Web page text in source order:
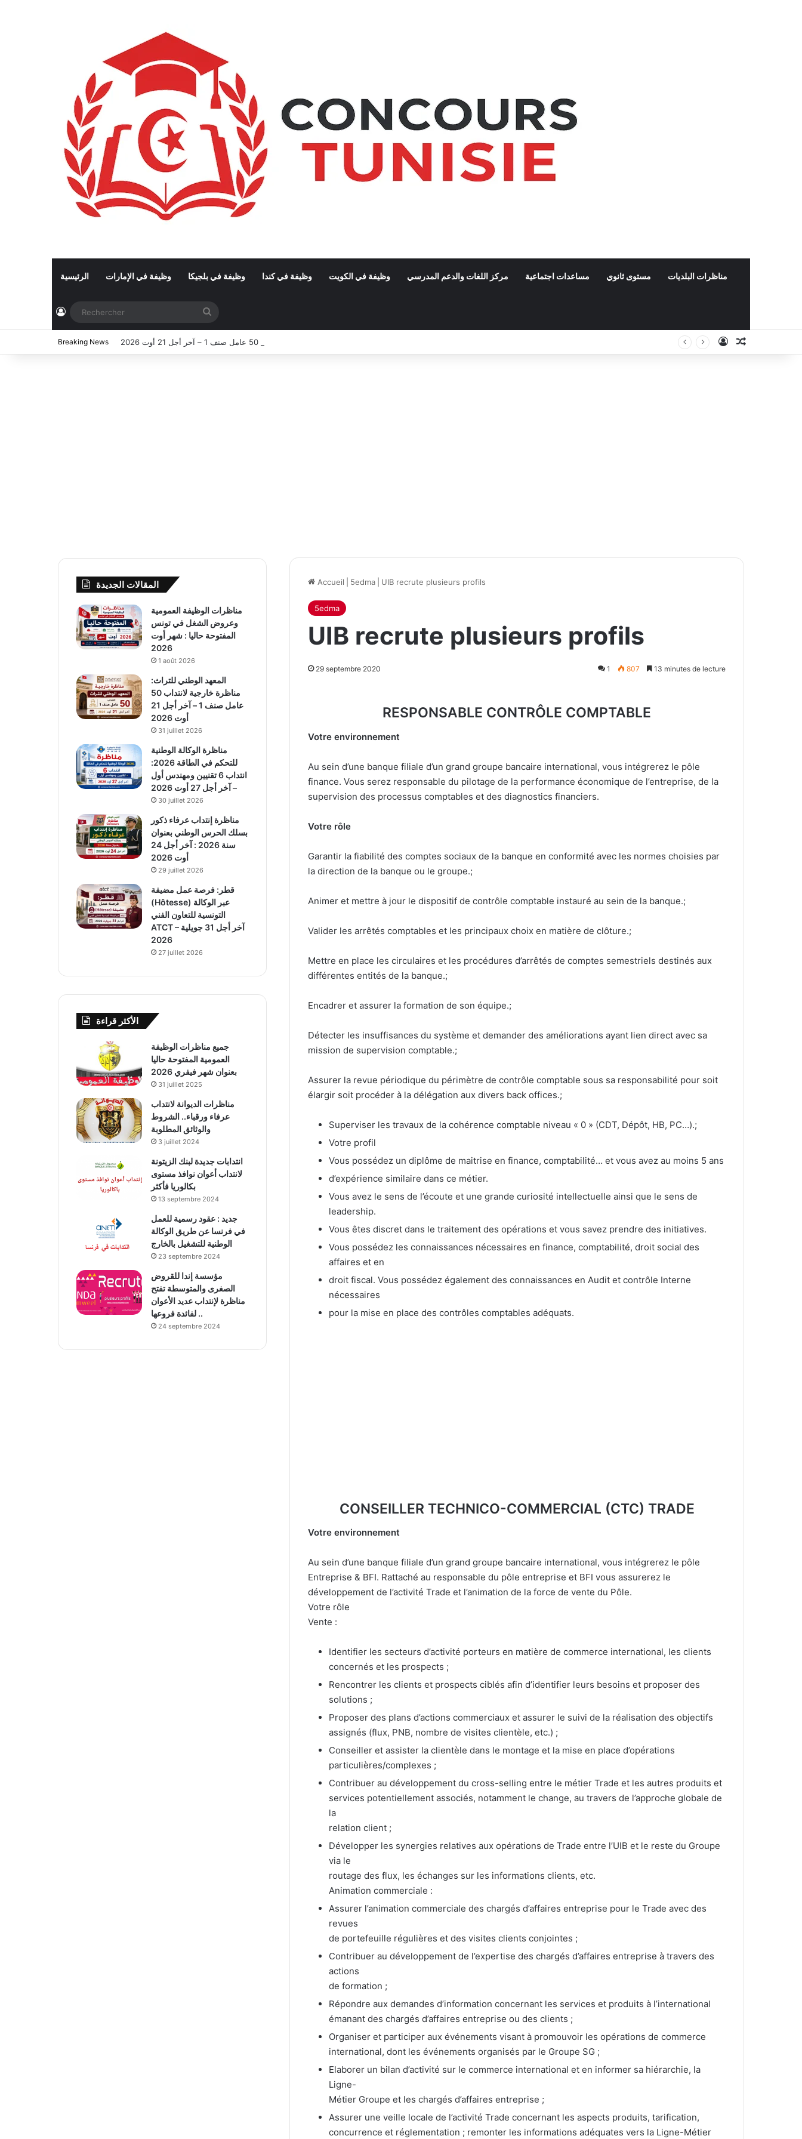
الرئيسية وظيفة في الإمارات وظيفة في بلجيكا وظيفة في كندا وظيفة في الكويت مركز اللغات والدعم المدرسي مساعدات اجتماعية مستوى ثانوي مناظرات البلديات
Connexion
Breaking News Connexion
Article
Accueil 5edma UIB recrute plusieurs profils
5edma
UIB recrute plusieurs profils
29 septembre 2020 1 807 13 minutes de lecture
RESPONSABLE CONTRÔLE COMPTABLE
Votre environnement
Au sein d’une banque filiale d’un grand groupe bancaire international, vous intégrerez le pôle
finance. Vous serez responsable du pilotage de la performance économique de l’entreprise, de la
supervision des processus comptables et des diagnostics financiers.
Votre rôle
Garantir la fiabilité des comptes sociaux de la banque en conformité avec les normes choisies par
la direction de la banque ou le groupe.;
Animer et mettre à jour le dispositif de contrôle comptable instauré au sein de la banque.;
Valider les arrêtés comptables et les principaux choix en matière de clôture.;
Mettre en place les circulaires et les procédures d’arrêtés de comptes semestriels destinés aux
différentes entités de la banque.;
Encadrer et assurer la formation de son équipe.;
Détecter les insuffisances du système et demander des améliorations ayant lien direct avec sa
mission de supervision comptable.;
Assurer la revue périodique du périmètre de contrôle comptable sous sa responsabilité pour soit
élargir soit procéder à la délégation aux divers back offices.;
Superviser les travaux de la cohérence comptable niveau « 0 » (CDT, Dépôt, HB, PC…).;
Votre profil
Vous possédez un diplôme de maitrise en finance, comptabilité… et vous avez au moins 5 ans
d’expérience similaire dans ce métier.
Vous avez le sens de l’écoute et une grande curiosité intellectuelle ainsi que le sens de
leadership.
Vous êtes discret dans le traitement des opérations et vous savez prendre des initiatives.
Vous possédez les connaissances nécessaires en finance, comptabilité, droit social des
affaires et en
droit fiscal. Vous possédez également des connaissances en Audit et contrôle Interne
nécessaires
pour la mise en place des contrôles comptables adéquats.
CONSEILLER TECHNICO-COMMERCIAL (CTC) TRADE
Votre environnement
Au sein d’une banque filiale d’un grand groupe bancaire international, vous intégrerez le pôle
Entreprise & BFI. Rattaché au responsable du pôle entreprise et BFI vous assurerez le
développement de l’activité Trade et l’animation de la force de vente du Pôle.
Votre rôle
Vente :
Identifier les secteurs d’activité porteurs en matière de commerce international, les clients
concernés et les prospects ;
Rencontrer les clients et prospects ciblés afin d’identifier leurs besoins et proposer des
solutions ;
Proposer des plans d’actions commerciaux et assurer le suivi de la réalisation des objectifs
assignés (flux, PNB, nombre de visites clientèle, etc.) ;
Conseiller et assister la clientèle dans le montage et la mise en place d’opérations
particulières/complexes ;
Contribuer au développement du cross-selling entre le métier Trade et les autres produits et
services potentiellement associés, notamment le change, au travers de l’approche globale de
la
relation client ;
Développer les synergies relatives aux opérations de Trade entre l’UIB et le reste du Groupe
via le
routage des flux, les échanges sur les informations clients, etc.
Animation commerciale :
Assurer l’animation commerciale des chargés d’affaires entreprise pour le Trade avec des
revues
de portefeuille régulières et des visites clients conjointes ;
Contribuer au développement de l’expertise des chargés d’affaires entreprise à travers des
actions
de formation ;
Répondre aux demandes d’information concernant les services et produits à l’international
émanant des chargés d’affaires entreprise ou des clients ;
Organiser et participer aux événements visant à promouvoir les opérations de commerce
international, dont les événements organisés par le Groupe SG ;
Elaborer un bilan d’activité sur le commerce international et en informer sa hiérarchie, la
Ligne-
Métier Groupe et les chargés d’affaires entreprise ;
Assurer une veille locale de l’activité Trade concernant les aspects produits, tarification,
concurrence et réglementation ; remonter les informations adéquates vers la Ligne-Métier
المقالات الجديدة
مناظرات الوظيفة العمومية
وعروض الشغل في تونس
المفتوحة حاليا : شهر أوت
2026
1 août 2026
المعهد الوطني للتراث:
مناظرة خارجية لانتداب 50
عامل صنف 1 – آخر أجل 21
أوت 2026
31 juillet 2026
مناظرة الوكالة الوطنية
للتحكم في الطاقة 2026:
انتداب 6 تقنيين ومهندس أول
– آخر أجل 27 أوت 2026
30 juillet 2026
مناظرة إنتداب عرفاء ذكور
بسلك الحرس الوطني بعنوان
سنة 2026 : آخر أجل 24
أوت 2026
29 juillet 2026
قطر: فرصة عمل مضيفة
(Hôtesse) عبر الوكالة
التونسية للتعاون الفني
ATCT – آخر أجل 31 جويلية
2026
27 juillet 2026
الأكثر قراءة
جميع مناظرات الوظيفة
العمومية المفتوحة حاليا
بعنوان شهر فيفري 2026
31 juillet 2025
مناظرات الديوانة لانتداب
عرفاء ورقباء.. الشروط
والوثائق المطلوبة
3 juillet 2024
انتدابات جديدة لبنك الزيتونة
لانتداب أعوان نوافذ مستوى
بكالوريا فأكثر
13 septembre 2024
جديد : عقود رسمية للعمل
في فرنسا عن طريق الوكالة
الوطنية للتشغيل بالخارج
23 septembre 2024
مؤسسة إندا للقروض
الصغرى والمتوسطة تفتح
مناظرة لإنتداب عديد الأعوان
لفائدة فروعها ..
24 septembre 2024